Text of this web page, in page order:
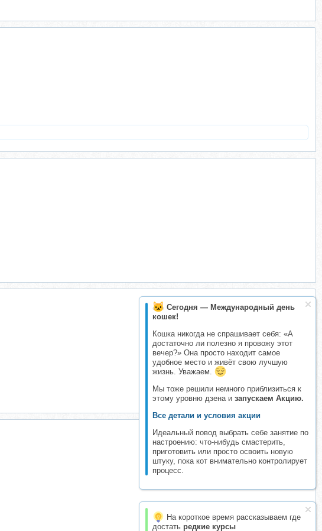
Сегодня — Международный день
кошек!
Кошка никогда не спрашивает себя: «А
достаточно ли полезно я провожу этот
вечер?» Она просто находит самое
удобное место и живёт свою лучшую
жизнь. Уважаем.
Мы тоже решили немного приблизиться к
этому уровню дзена и запускаем Акцию.
Все детали и условия акции
Идеальный повод выбрать себе занятие по
настроению: что-нибудь смастерить,
приготовить или просто освоить новую
штуку, пока кот внимательно контролирует
процесс.
На короткое время рассказываем где
достать редкие курсы